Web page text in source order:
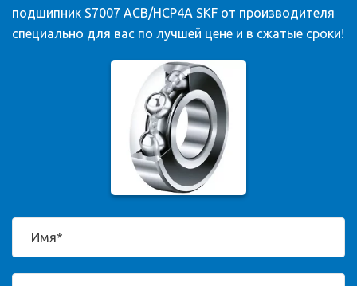
подшипник S7007 ACB/HCP4A SKF от производителя
специально для вас по лучшей цене и в сжатые сроки!